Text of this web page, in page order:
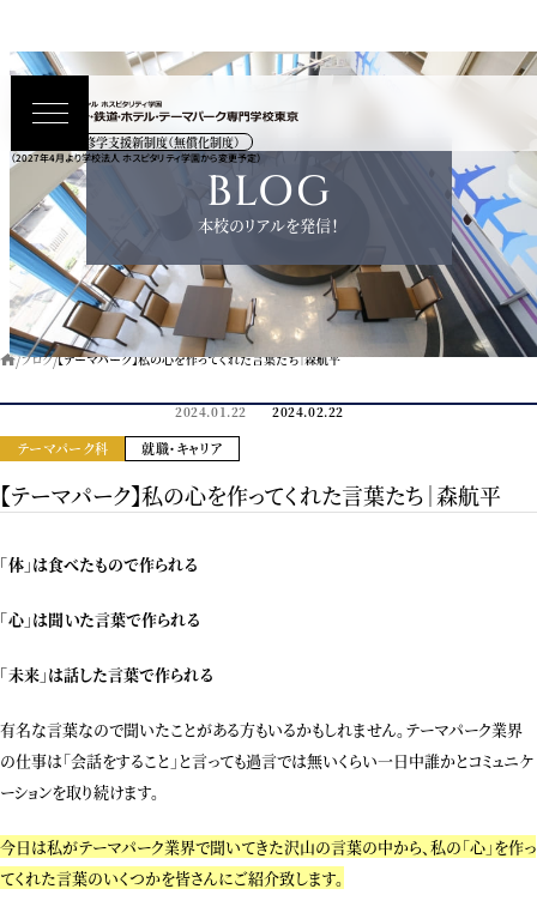
高等教育の修学支援新制度（無償化制度）
（2027年4月より学校法人 ホスピタリティ学園から変更予定）
BLOG
本校のリアルを発信！
ブログ 【テーマパーク】私の心を作ってくれた言葉たち｜森航平
2024.01.22 2024.02.22
テーマパーク科 就職・キャリア
【テーマパーク】私の心を作ってくれた言葉たち｜森航平
「体」は食べたもので作られる
「心」は聞いた言葉で作られる
「未来」は話した言葉で作られる
有名な言葉なので聞いたことがある方もいるかもしれません。テーマパーク業界
の仕事は「会話をすること」と言っても過言では無いくらい一日中誰かとコミュニケ
ーションを取り続けます。
今日は私がテーマパーク業界で聞いてきた沢山の言葉の中から、私の「心」を作っ
てくれた言葉のいくつかを皆さんにご紹介致します。